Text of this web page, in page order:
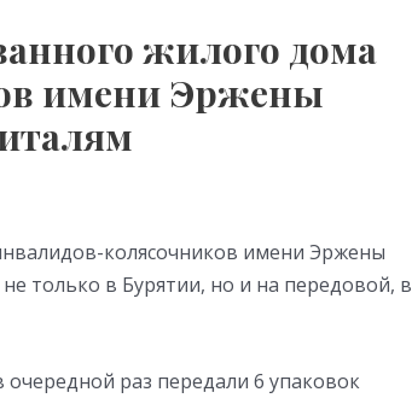
жилого дома
имени Эржены
колясочников имени Эржены
только в Бурятии, но и на передовой, в
очередной раз передали 6 упаковок